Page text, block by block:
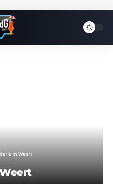
in Weert